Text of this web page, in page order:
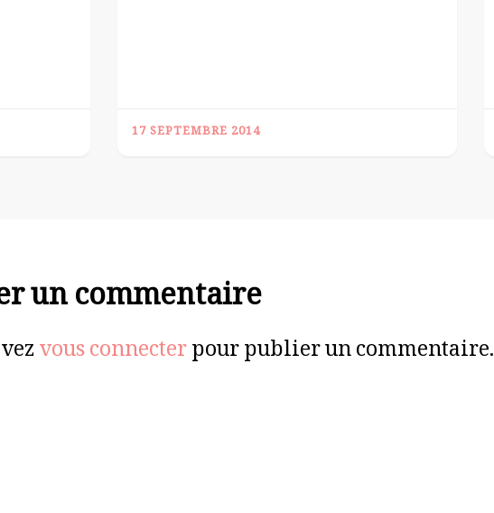
17 SEPTEMBRE 2014
un commentaire
vous connecterpour publier un commentaire.